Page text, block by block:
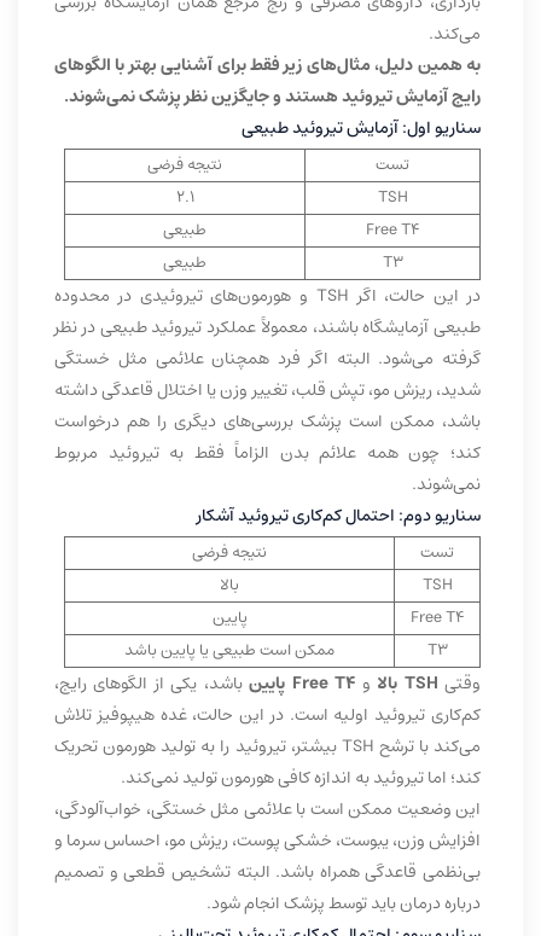
می‌کند.
به همین دلیل، مثال‌های زیر فقط برای آشنایی بهتر با الگوهای
رایج آزمایش تیروئید هستند و جایگزین نظر پزشک نمی‌شوند.
سناریو اول: آزمایش تیروئید طبیعی
تست
نتیجه فرضی
TSH
2.1
Free T4
طبیعی
T3
طبیعی
در این حالت، اگر TSH و هورمون‌های تیروئیدی در محدوده
طبیعی آزمایشگاه باشند، معمولاً عملکرد تیروئید طبیعی در نظر
گرفته می‌شود. البته اگر فرد همچنان علائمی مثل خستگی
شدید، ریزش مو، تپش قلب، تغییر وزن یا اختلال قاعدگی داشته
باشد، ممکن است پزشک بررسی‌های دیگری را هم درخواست
کند؛ چون همه علائم بدن الزاماً فقط به تیروئید مربوط
نمی‌شوند.
سناریو دوم: احتمال کم‌کاری تیروئید آشکار
تست
نتیجه فرضی
TSH
بالا
Free T4
پایین
T3
ممکن است طبیعی یا پایین باشد
وقتی TSH بالا و Free T4 پایین
باشد، یکی از الگوهای رایج،
کم‌کاری تیروئید اولیه است. در این حالت، غده هیپوفیز تلاش
می‌کند با ترشح TSH بیشتر، تیروئید را به تولید هورمون تحریک
کند؛ اما تیروئید به اندازه کافی هورمون تولید نمی‌کند.
این وضعیت ممکن است با علائمی مثل خستگی، خواب‌آلودگی،
افزایش وزن، یبوست، خشکی پوست، ریزش مو، احساس سرما و
بی‌نظمی قاعدگی همراه باشد. البته تشخیص قطعی و تصمیم
درباره درمان باید توسط پزشک انجام شود.